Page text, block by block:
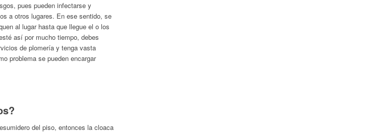
pues pueden infectarse y
a otros lugares. En ese sentido, se
al lugar hasta que llegue el o los
así por mucho tiempo, debes
de plomería y tenga vasta
problema se pueden encargar
del piso, entonces la cloaca